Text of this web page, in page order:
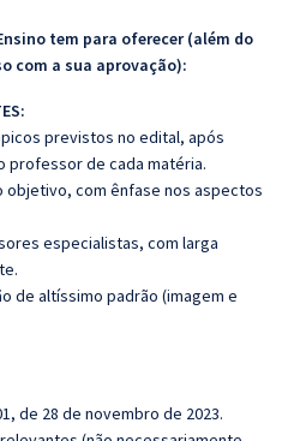
tem para oferecer (além do
com a sua aprovação):
previstos no edital, após
professor de cada matéria.
objetivo, com ênfase nos aspectos
especialistas, com larga
de altíssimo padrão (imagem e
de 28 de novembro de 2023.